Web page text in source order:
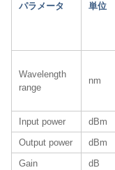
パラメータ 単位
Wavelength
range
nm
Input power
dBm
Output power
dBm
Gain
dB